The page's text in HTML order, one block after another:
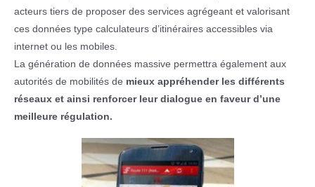
acteurs tiers de proposer des services agrégeant et valorisant
ces données type calculateurs d’itinéraires accessibles via
internet ou les mobiles.
La génération de données massive permettra également aux
autorités de mobilités de mieux appréhender les différents
réseaux et ainsi renforcer leur dialogue en faveur d’une
meilleure régulation.